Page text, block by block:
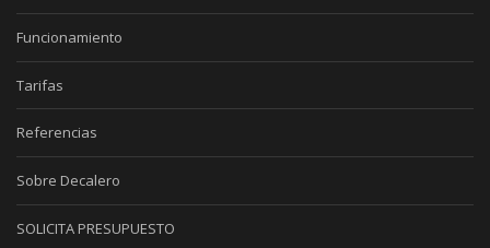
Funcionamiento
Tarifas
Referencias
Sobre Decalero
SOLICITA PRESUPUESTO